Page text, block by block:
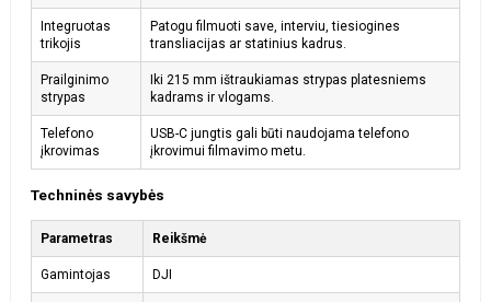
Integruotas
trikojis
Patogu filmuoti save, interviu, tiesiogines
transliacijas ar statinius kadrus.
Prailginimo
strypas
Iki 215 mm ištraukiamas strypas platesniems
kadrams ir vlogams.
Telefono
įkrovimas
USB-C jungtis gali būti naudojama telefono
įkrovimui filmavimo metu.
Techninės savybės
Parametras Reikšmė
Gamintojas DJI